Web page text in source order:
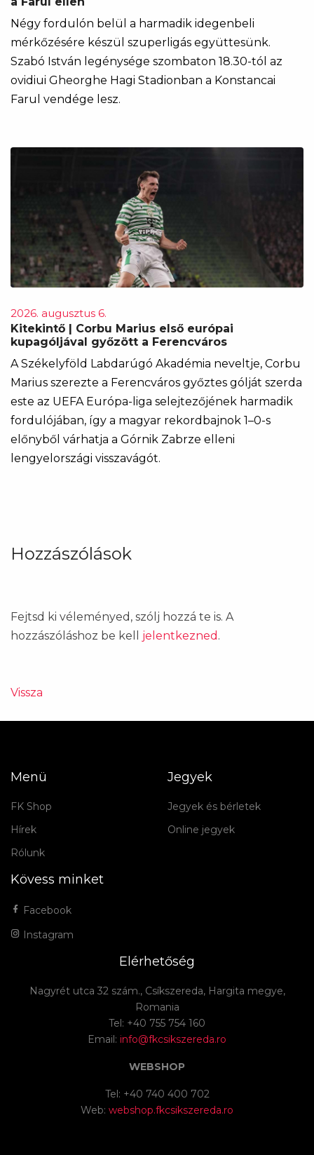
Négy fordulón belül a harmadik idegenbeli
mérkőzésére készül szuperligás együttesünk.
Szabó István legénysége szombaton 18.30-tól az
ovidiui Gheorghe Hagi Stadionban a Konstancai
Farul vendége lesz.
2026. augusztus 6.
Kitekintő | Corbu Marius első európai
kupagóljával győzött a Ferencváros
A Székelyföld Labdarúgó Akadémia neveltje, Corbu
Marius szerezte a Ferencváros győztes gólját szerda
este az UEFA Európa-liga selejtezőjének harmadik
fordulójában, így a magyar rekordbajnok 1–0-s
előnyből várhatja a Górnik Zabrze elleni
lengyelországi visszavágót.
Hozzászólások
Fejtsd ki véleményed, szólj hozzá te is. A
hozzászóláshoz be kell jelentkezned .
Vissza
Menü
FK Shop
Hírek
Rólunk
Jegyek
Jegyek és bérletek
Online jegyek
Kövess minket
Facebook
Instagram
Elérhetőség
Nagyrét utca 32 szám., Csíkszereda, Hargita megye,
Romania
Tel: +40 755 754 160
Email: info@fkcsikszereda.ro
WEBSHOP
Tel: +40 740 400 702
Web: webshop.fkcsikszereda.ro